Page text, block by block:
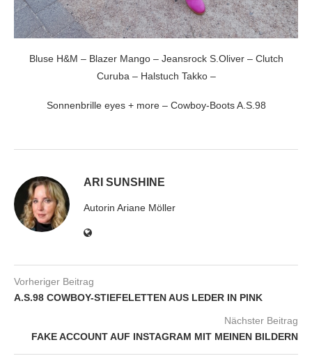
Bluse H&M – Blazer Mango – Jeansrock S.Oliver – Clutch
Curuba – Halstuch Takko –
Sonnenbrille eyes + more – Cowboy-Boots A.S.98
ARI SUNSHINE
Autorin Ariane Möller
Vorheriger Beitrag
A.S.98 COWBOY-STIEFELETTEN AUS LEDER IN PINK
Nächster Beitrag
FAKE ACCOUNT AUF INSTAGRAM MIT MEINEN BILDERN